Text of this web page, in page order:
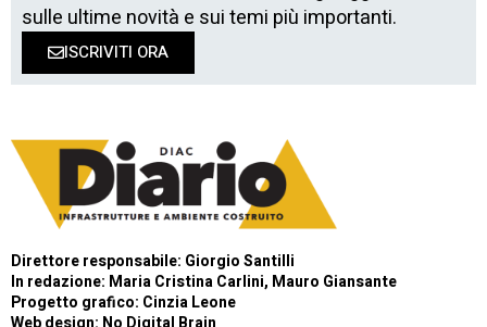
sulle ultime novità e sui temi più importanti.
ISCRIVITI ORA
Direttore responsabile: Giorgio Santilli
In redazione: Maria Cristina Carlini, Mauro Giansante
Progetto grafico: Cinzia Leone